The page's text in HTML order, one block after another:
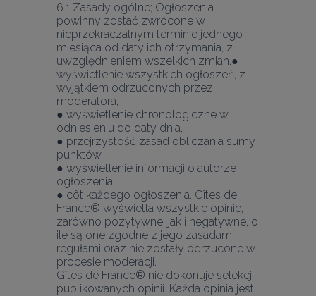
6.1 Zasady ogólne; Ogłoszenia
powinny zostać zwrócone w
nieprzekraczalnym terminie jednego
miesiąca od daty ich otrzymania, z
uwzględnieniem wszelkich zmian.●
wyświetlenie wszystkich ogłoszeń, z
wyjątkiem odrzuconych przez
moderatora,
● wyświetlenie chronologiczne w
odniesieniu do daty dnia,
● przejrzystość zasad obliczania sumy
punktów,
● wyświetlenie informacji o autorze
ogłoszenia,
● côt każdego ogłoszenia. Gîtes de
France® wyświetla wszystkie opinie,
zarówno pozytywne, jak i negatywne, o
ile są one zgodne z jego zasadami i
regułami oraz nie zostały odrzucone w
procesie moderacji.
Gîtes de France® nie dokonuje selekcji
publikowanych opinii. Każda opinia jest